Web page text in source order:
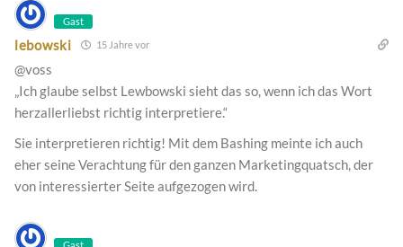
Gast
lebowski 15 Jahre vor
@voss
„Ich glaube selbst Lewbowski sieht das so, wenn ich das Wort
herzallerliebst richtig interpretiere.“
Sie interpretieren richtig! Mit dem Bashing meinte ich auch
eher seine Verachtung für den ganzen Marketingquatsch, der
von interessierter Seite aufgezogen wird.